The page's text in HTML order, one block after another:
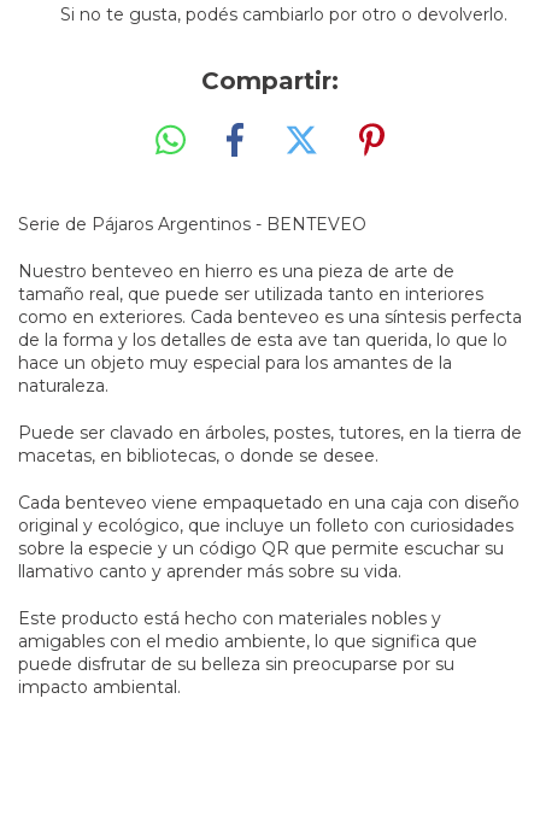
Si no te gusta, podés cambiarlo por otro o devolverlo.
Compartir:
Serie de Pájaros Argentinos - BENTEVEO
Nuestro benteveo en hierro es una pieza de arte de
tamaño real, que puede ser utilizada tanto en interiores
como en exteriores. Cada benteveo es una síntesis perfecta
de la forma y los detalles de esta ave tan querida, lo que lo
hace un objeto muy especial para los amantes de la
naturaleza.
Puede ser clavado en árboles, postes, tutores, en la tierra de
macetas, en bibliotecas, o donde se desee.
Cada benteveo viene empaquetado en una caja con diseño
original y ecológico, que incluye un folleto con curiosidades
sobre la especie y un código QR que permite escuchar su
llamativo canto y aprender más sobre su vida.
Este producto está hecho con materiales nobles y
amigables con el medio ambiente, lo que significa que
puede disfrutar de su belleza sin preocuparse por su
impacto ambiental.